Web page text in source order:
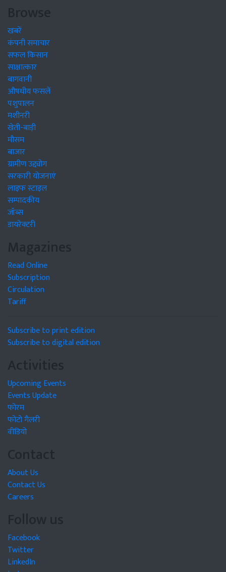
Browse
खबरें
कंपनी समाचार
सफल किसान
साक्षात्कार
बागवानी
औषधीय फसलें
पशुपालन
मशीनरी
खेती-बाड़ी
मौसम
बाजार
ग्रामीण उद्द्योग
सरकारी योजनाएं
लाइफ स्टाइल
सम्पादकीय
जॉब्स
डायरेक्टरी
Magazines
Read Online
Subscription
Circulation
Tariff
Subscribe to print edition
Subscribe to digital edition
Activities
Upcoming Events
Events Update
फोरम
फोटो गैलरी
वीडियो
Contact
About Us
Contact Us
Careers
Follow us
Facebook
Twitter
LinkedIn